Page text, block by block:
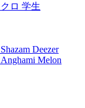
ロ 学生
Shazam Deezer
Anghami Melon